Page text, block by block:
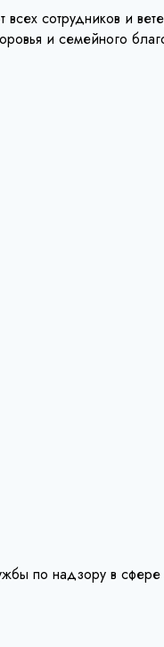
сотрудников и
и семейного
по надзору в